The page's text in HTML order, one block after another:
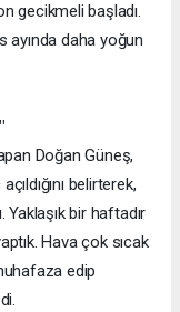
gecikmeli başladı.
ayında daha yoğun
Doğan Güneş,
belirterek,
bir haftadır
Hava çok sıcak
edip